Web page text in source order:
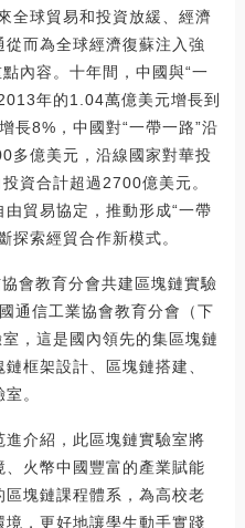
全球貿易和投資放緩、經濟
而為全球經濟復蘇注入強
內容。十年間，中國與“一
年的1.04萬億美元增長到
長8%，中國對“一帶一路”沿
多億美元，沿線國家對華投
資合計超過2700億美元。
貿易協定，推動形成“一帶
探索經貿合作新模式。
會教育分會共建區塊鏈實驗
通信工業協會教育分會（下
，這是國內領先的集區塊鏈
框架設計、區塊鏈搭建、
。
介紹，此區塊鏈實驗室將
火幣中國豐富的產業賦能
塊鏈課程體系，為高校老
，更好地讓學生動手實踐